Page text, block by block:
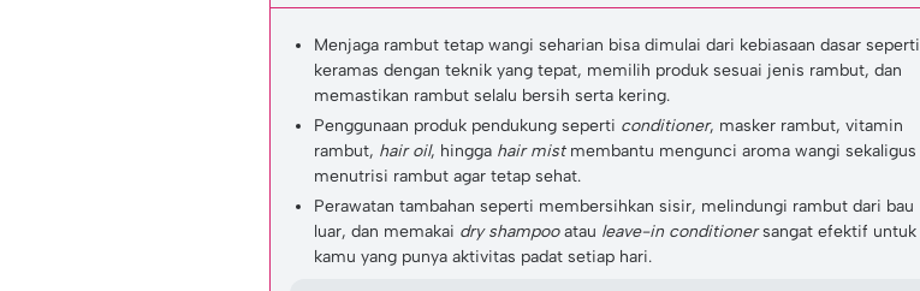
Menjaga rambut tetap wangi seharian bisa dimulai dari kebiasaan dasar seperti
keramas dengan teknik yang tepat, memilih produk sesuai jenis rambut, dan
memastikan rambut selalu bersih serta kering.
Penggunaan produk pendukung seperti conditioner, masker rambut, vitamin
rambut, hair oil, hingga hair mistmembantu mengunci aroma wangi sekaligus
menutrisi rambut agar tetap sehat.
Perawatan tambahan seperti membersihkan sisir, melindungi rambut dari bau
luar, dan memakai dry shampooatau leave-in conditionersangat efektif untuk
kamu yang punya aktivitas padat setiap hari.